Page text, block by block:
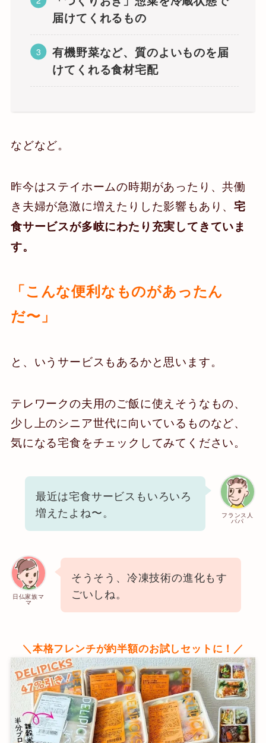
届けてくれるもの
有機野菜など、質のよいものを届
けてくれる食材宅配
などなど。
昨今はステイホームの時期があったり、共働
き夫婦が急激に増えたりした影響もあり、宅
食サービスが多岐にわたり充実してきていま
す。
「こんな便利なものがあったん
だ〜」
と、いうサービスもあるかと思います。
テレワークの夫用のご飯に使えそうなもの、
少し上のシニア世代に向いているものなど、
気になる宅食をチェックしてみてください。
フランス人
パパ
最近は宅食サービスもいろいろ
増えたよね〜。
日仏家族マ
マ
そうそう、冷凍技術の進化もす
ごいしね。
＼本格フレンチが約半額のお試しセットに！／